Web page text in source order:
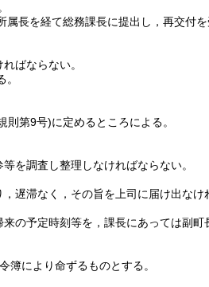
属長を経て総務課長に提出し，再交付を
ばならない。
則第9号)に定めるところによる。
を調査し整理しなければならない。
，遅滞なく，その旨を上司に届け出なけ
の予定時刻等を，課長にあっては副町
簿により命ずるものとする。